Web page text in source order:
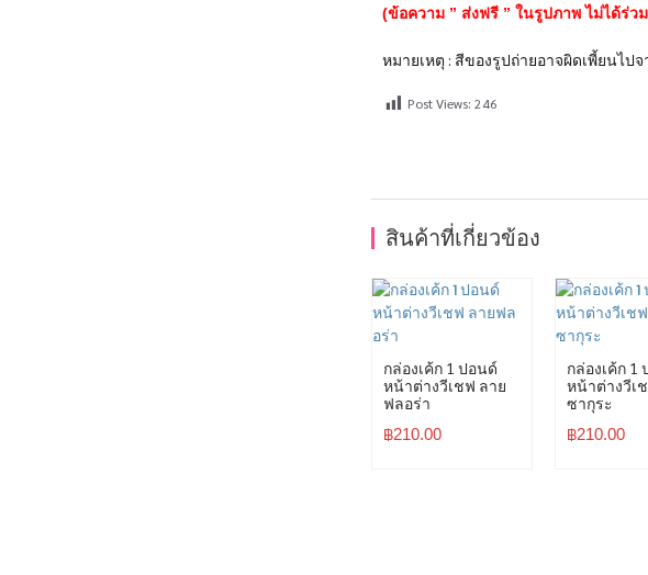
(ข้อความ ” ส่งฟรี ” ในรูปภาพ ไม่ได้ร่ว
หมายเหตุ : สีของรูปถ่ายอาจผิดเพี้ยนไป
Post Views: 246
สินค้าที่เกี่ยวข้อง
กล่องเค้ก 1 ปอนด์
หน้าต่างวีเชฟ ลาย
ฟลอร่า
฿210.00
กล่องเค้ก 1
หน้าต่างวีเ
ซากุระ
฿210.00